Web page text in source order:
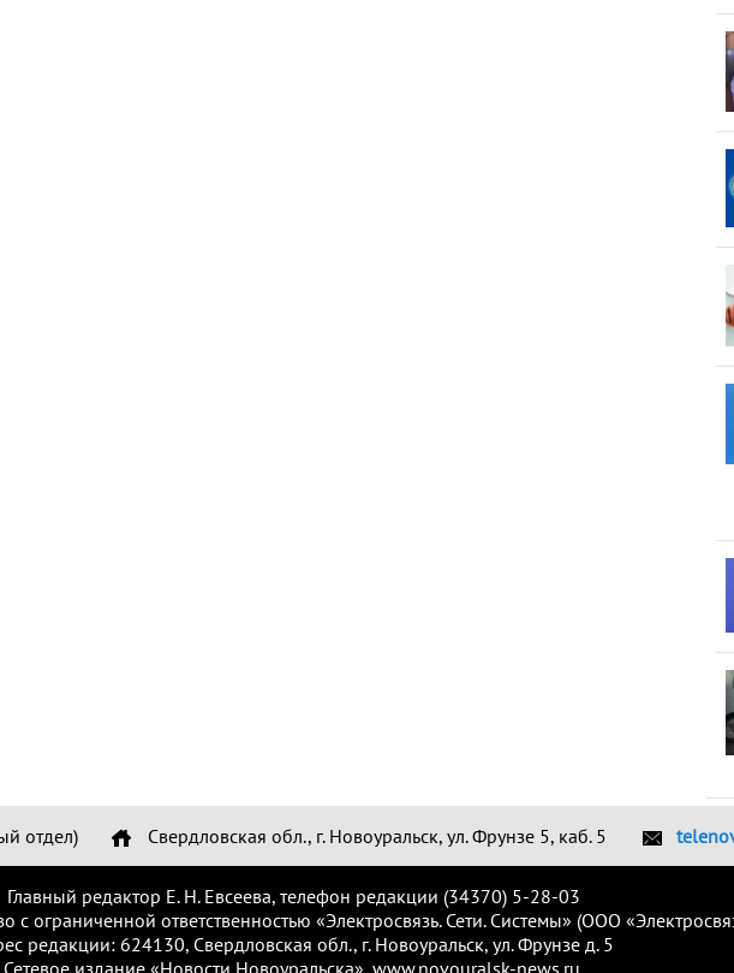
отдел) Свердловская обл., г. Новоуральск, ул. Фрунзе 5, каб. 5
Главный редактор Е. Н. Евсеева, телефон редакции (34370) 5-28-03
с ограниченной ответственностью «Электросвязь. Сети. Системы» (ООО
редакции: 624130, Свердловская обл., г. Новоуральск, ул. Фрунзе д. 5